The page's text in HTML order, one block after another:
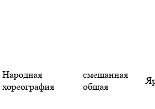
Народная
хореография
смешанная
общая